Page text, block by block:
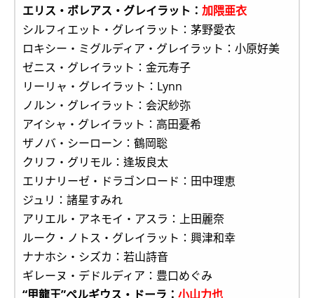
エリス・ボレアス・グレイラット： 加隈亜衣
シルフィエット・グレイラット：茅野愛衣
ロキシー・ミグルディア・グレイラット：小原好美
ゼニス・グレイラット：金元寿子
リーリャ・グレイラット：Lynn
ノルン・グレイラット：会沢紗弥
アイシャ・グレイラット：高田憂希
ザノバ・シーローン：鶴岡聡
クリフ・グリモル：逢坂良太
エリナリーゼ・ドラゴンロード：田中理恵
ジュリ：諸星すみれ
アリエル・アネモイ・アスラ：上田麗奈
ルーク・ノトス・グレイラット：興津和幸
ナナホシ・シズカ：若山詩音
ギレーヌ・デドルディア：豊口めぐみ
“甲龍王”ペルギウス・ドーラ： 小山力也